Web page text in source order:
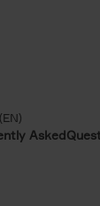
(EN)